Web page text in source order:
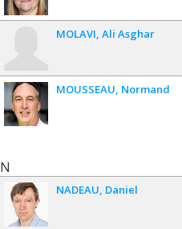
MOLAVI Ali Asghar
MOUSSEAU Normand
N
NADEAU Daniel